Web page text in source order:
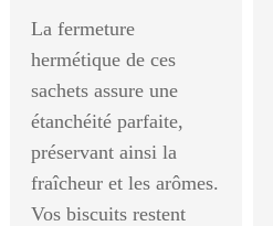
La fermeture
hermétique de ces
sachets assure une
étanchéité parfaite,
préservant ainsi la
fraîcheur et les arômes.
Vos biscuits restent